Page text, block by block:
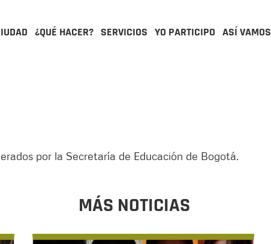
¿QUÉ HACER? SERVICIOS YO PARTICIPO ASÍ VAMOS
por la Secretaría de Educación de Bogotá.
MÁS NOTICIAS